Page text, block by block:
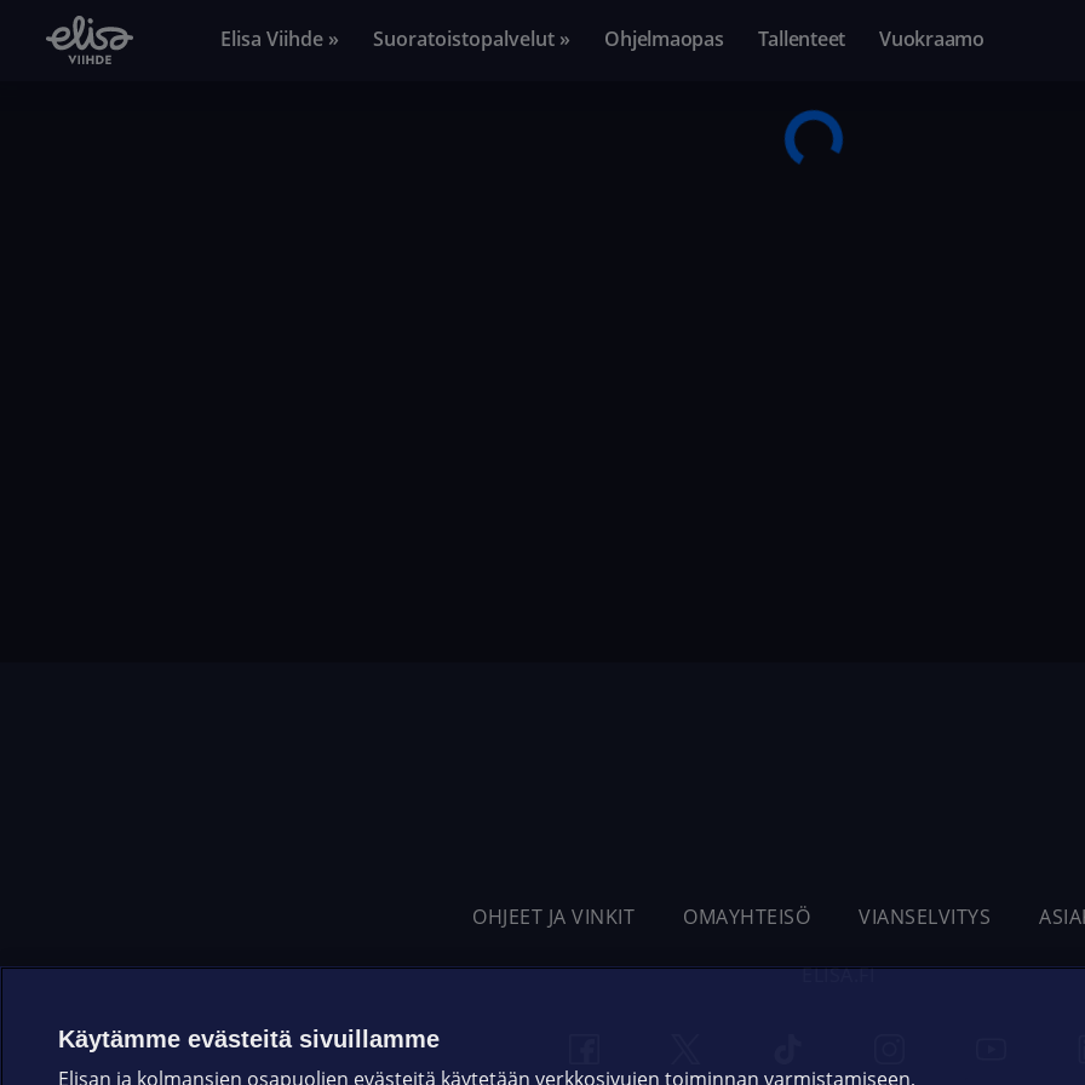
Elisa Viihde » Suoratoistopalvelut » Ohjelmaopas Tallenteet Vuokraamo
OHJEET JA VINKIT OMAYHTEISÖ VIANSELVITYS
ELISA.FI
Käytämme evästeitä sivuillamme
Elisan ja kolmansien osapuolien evästeitä käytetään verkkosivujen toiminnan varmistamiseen,